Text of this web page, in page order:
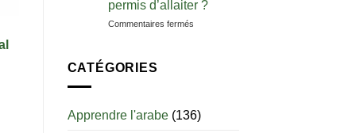
permis d’allaiter ?
Commentaires ferméssur
:
CATÉGORIES
Apprendre l'arabe(136)